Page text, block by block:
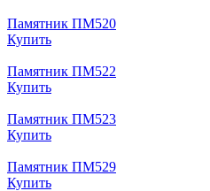
Памятник ПМ520
Купить
Памятник ПМ522
Купить
Памятник ПМ523
Купить
Памятник ПМ529
Купить